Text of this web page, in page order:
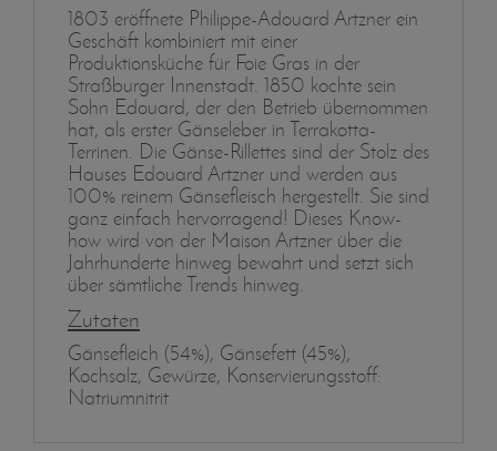
1803 eröffnete Philippe-Adouard Artzner ein
Geschäft kombiniert mit einer
Produktionsküche für Foie Gras in der
Straßburger Innenstadt. 1850 kochte sein
Sohn Edouard, der den Betrieb übernommen
hat, als erster Gänseleber in Terrakotta-
Terrinen. Die Gänse-Rillettes sind der Stolz des
Hauses Edouard Artzner und werden aus
100% reinem Gänsefleisch hergestellt. Sie sind
ganz einfach hervorragend! Dieses Know-
how wird von der Maison Artzner über die
Jahrhunderte hinweg bewahrt und setzt sich
über sämtliche Trends hinweg.
Zutaten
Gänsefleich (54%), Gänsefett (45%),
Kochsalz, Gewürze, Konservierungsstoff:
Natriumnitrit